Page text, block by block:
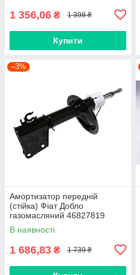
1 356,06 ₴ 1 398 ₴
Купити
–3%
Амортизатор передній
(стійка) Фіат Добло
газомасляний 46827819
SHIKOO
В наявності
1 686,83 ₴ 1 739 ₴